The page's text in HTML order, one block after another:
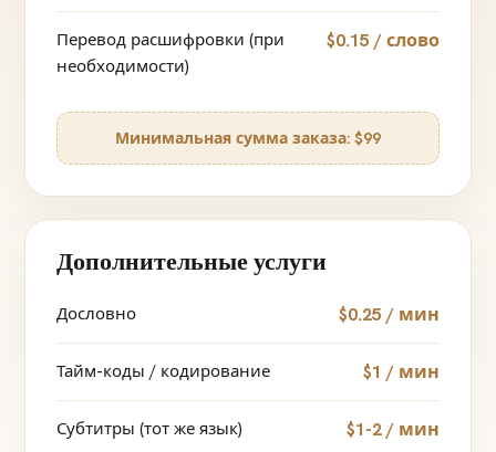
Перевод расшифровки (при
необходимости)
$0.15 / слово
Минимальная сумма заказа: $99
Дополнительные услуги
Дословно $0.25 / мин
Тайм-коды / кодирование $1 / мин
Субтитры (тот же язык) $1-2 / мин